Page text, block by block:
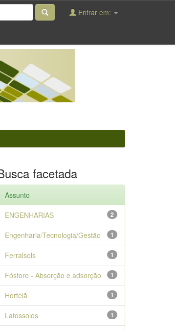
Entrar em:
facetada
Assunto
2
ENGENHARIAS
1
Engenharia/Tecnologia/Gestão
1
Ferralsols
1
Fósforo - Absorção e adsorção
1
Hortelã
1
Latossolos